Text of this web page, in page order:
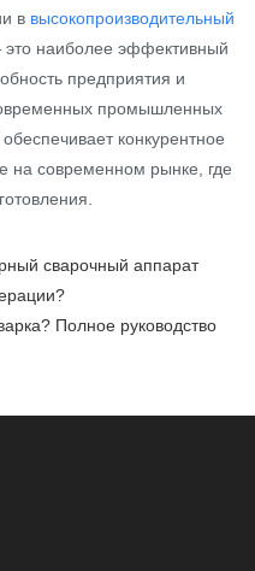
в высокопроизводительный
наиболее эффективный
предприятия и
промышленных
конкурентное
на современном рынке, где
сварочный аппарат
Полное руководство